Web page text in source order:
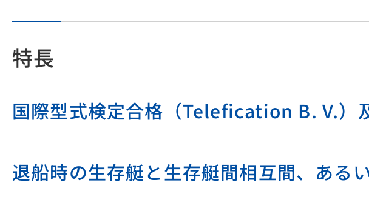
特長
国際型式検定合格（Telefication B. V.）
退船時の生存艇と生存艇間相互間、ある